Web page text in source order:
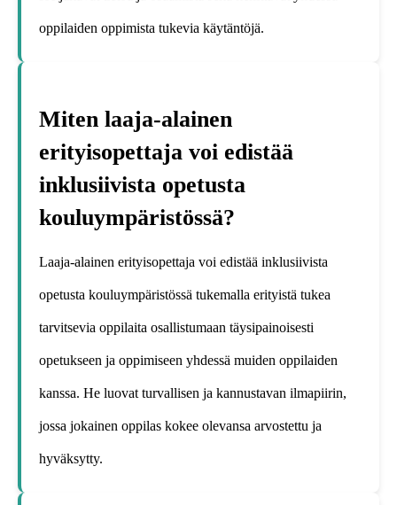
oppilaiden oppimista tukevia käytäntöjä.
Miten laaja-alainen
erityisopettaja voi edistää
inklusiivista opetusta
kouluympäristössä?
Laaja-alainen erityisopettaja voi edistää inklusiivista
opetusta kouluympäristössä tukemalla erityistä tukea
tarvitsevia oppilaita osallistumaan täysipainoisesti
opetukseen ja oppimiseen yhdessä muiden oppilaiden
kanssa. He luovat turvallisen ja kannustavan ilmapiirin,
jossa jokainen oppilas kokee olevansa arvostettu ja
hyväksytty.